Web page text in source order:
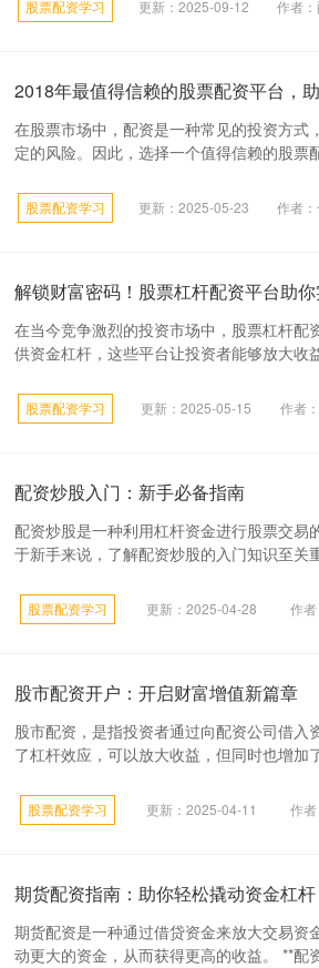
股票配资学习 更新：2025-09-12 作者
2018年最值得信赖的股票配资平台，
在股票市场中，配资是一种常见的投资方
定的风险。因此，选择一个值得信赖的股
股票配资学习 更新：2025-05-23 作者
解锁财富密码！股票杠杆配资平台助
在当今竞争激烈的投资市场中，股票杠杆
供资金杠杆，这些平台让投资者能够放大
股票配资学习 更新：2025-05-15 作者
配资炒股入门：新手必备指南
配资炒股是一种利用杠杆资金进行股票交
于新手来说，了解配资炒股的入门知识至关
股票配资学习 更新：2025-04-28 作
股市配资开户：开启财富增值新篇章
股市配资，是指投资者通过向配资公司借
了杠杆效应，可以放大收益，但同时也增
股票配资学习 更新：2025-04-11 作
期货配资指南：助你轻松撬动资金杠杆
期货配资是一种通过借贷资金来放大交易
动更大的资金，从而获得更高的收益。 **配